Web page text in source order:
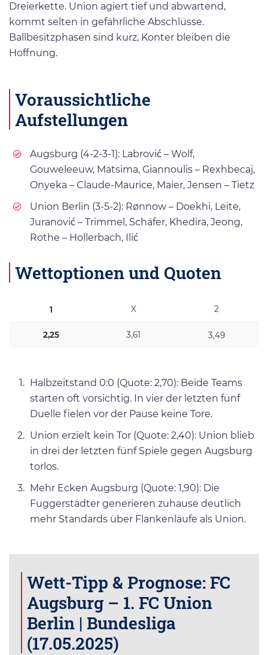
Dreierkette. Union agiert tief und abwartend,
kommt selten in gefährliche Abschlüsse.
Ballbesitzphasen sind kurz, Konter bleiben die
Hoffnung.
Voraussichtliche
Aufstellungen
Augsburg (4-2-3-1): Labrović – Wolf,
Gouweleeuw, Matsima, Giannoulis – Rexhbecaj,
Onyeka – Claude-Maurice, Maier, Jensen – Tietz
Union Berlin (3-5-2): Rønnow – Doekhi, Leite,
Juranović – Trimmel, Schäfer, Khedira, Jeong,
Rothe – Hollerbach, Ilić
Wettoptionen und Quoten
1 X 2
2,25 3,61 3,49
Halbzeitstand 0:0 (Quote: 2,70): Beide Teams
starten oft vorsichtig. In vier der letzten fünf
Duelle fielen vor der Pause keine Tore.
Union erzielt kein Tor (Quote: 2,40): Union blieb
in drei der letzten fünf Spiele gegen Augsburg
torlos.
Mehr Ecken Augsburg (Quote: 1,90): Die
Fuggerstädter generieren zuhause deutlich
mehr Standards über Flankenläufe als Union.
Wett-Tipp & Prognose: FC
Augsburg – 1. FC Union
Berlin | Bundesliga
(17.05.2025)